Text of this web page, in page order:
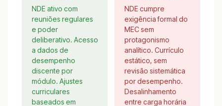
NDE ativo com
reuniões regulares
e poder
deliberativo. Acesso
a dados de
desempenho
discente por
módulo. Ajustes
curriculares
baseados em
NDE cumpre
exigência formal do
MEC sem
protagonismo
analítico. Currículo
estático, sem
revisão sistemática
por desempenho.
Desalinhamento
entre carga horária